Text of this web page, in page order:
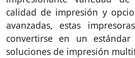
calidad de impresión y
avanzadas, estas
convertirse en un
soluciones de impresión